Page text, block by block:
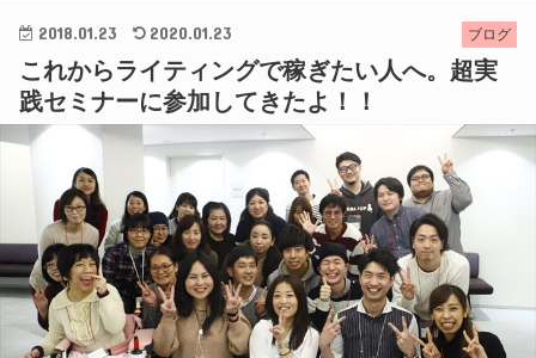
ブログ
2018.01.23 2020.01.23
これからライティングで稼ぎたい人へ。超実
践セミナーに参加してきたよ！！